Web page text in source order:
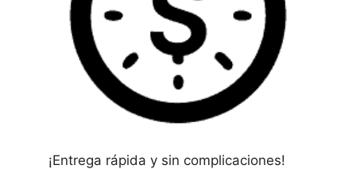
¡Entrega rápida y sin complicaciones!